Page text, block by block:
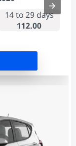
14 to 29 days
112.00